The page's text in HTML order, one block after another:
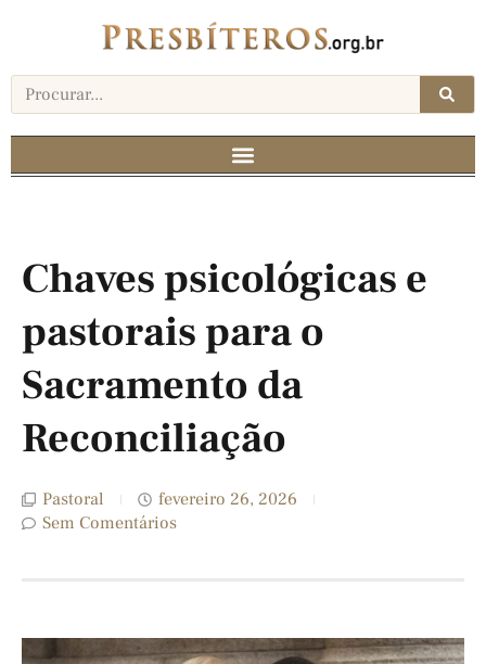
Chaves psicológicas e
pastorais para o
Sacramento da
Reconciliação
Pastoral
fevereiro 26, 2026
Sem Comentários